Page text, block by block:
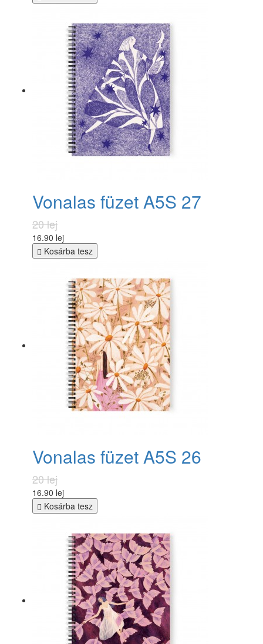
Vonalas füzet A5S 27
20 lej
16.90 lej
Kosárba tesz
Vonalas füzet A5S 26
20 lej
16.90 lej
Kosárba tesz